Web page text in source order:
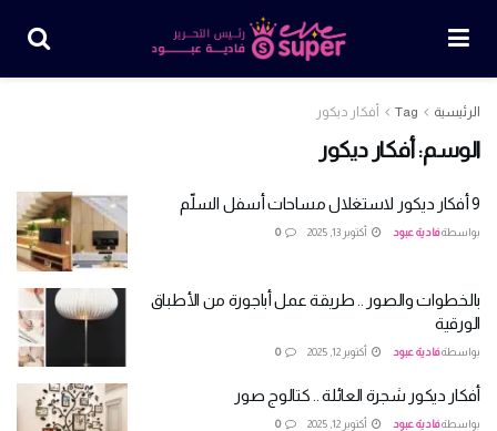
الرئيسية Tag أفكار ديكور
الوسم:أفكار ديكور
9 أفكار ديكور لاستغلال مساحات أسفل السلّم
بواسطةفادية عبود أكتوبر 13, 2025 0
بالخطوات والصور .. طريقة عمل أباجورة من الأطباق
الورقية
بواسطةفادية عبود أكتوبر 12, 2025 0
أفكار ديكور شجرة العائلة .. كتالوج صور
بواسطةفادية عبود أكتوبر 12, 2025 0